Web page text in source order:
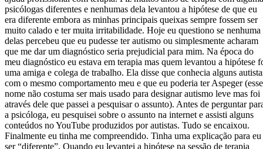
psicólogas diferentes e nenhumas dela levantou a hipótese de que eu
era diferente embora as minhas principais queixas sempre fossem ser
muito calado e ter muita irritabilidade. Hoje eu questiono se nenhuma
delas percebeu que eu pudesse ter autismo ou simplesmente acharam
que me dar um diagnóstico seria prejudicial para mim. Na época do
meu diagnóstico eu estava em terapia mas quem levantou a hipótese
uma amiga e colega de trabalho. Ela disse que conhecia alguns
com o mesmo comportamento meu e que eu poderia ter Aspeger (esse
nome não costuma ser mais usado para designar autismo leve mas foi
através dele que passei a pesquisar o assunto). Antes de perguntar
a psicóloga, eu pesquisei sobre o assunto na internet e assisti alguns
conteúdos no YouTube produzidos por autistas. Tudo se encaixou.
Finalmente eu tinha me compreendido. Tinha uma explicação para eu
ser “diferente”. Quando eu levantei a hipótese na sessão de terapia